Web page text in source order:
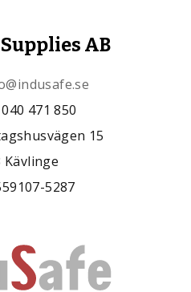
AB
471 850
15
Kävlinge
5287